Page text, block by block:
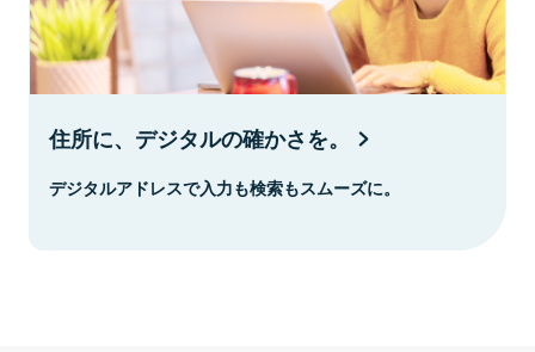
住所に、デジタルの確かさを。
デジタルアドレスで入力も検索もスムーズに。